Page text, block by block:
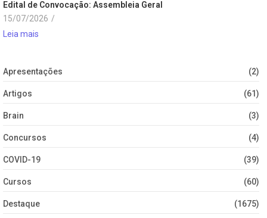
Edital de Convocação: Assembleia Geral
15/07/2026 /
Leia mais
Apresentações (2)
Artigos (61)
Brain (3)
Concursos (4)
COVID-19 (39)
Cursos (60)
Destaque (1675)